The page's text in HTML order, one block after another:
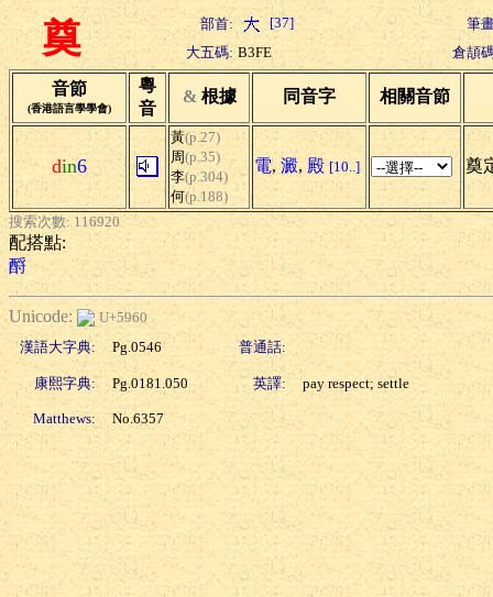
奠 部首: [37]
筆
大五碼: B3FE 倉頡
音節
(香港語言學學會)
粵
音
& 根據 同音字 相關音節
din6
黃(p.27)
周(p.35)
李(p.304)
何(p.188)
電, 澱, 殿 [10..] 奠
搜索次數: 116920
配搭點:
酹
Unicode:
U+5960
漢語大字典:
Pg.0546 普通話:
康熙字典: Pg.0181.050 英譯: pay respect; settle
Matthews: No.6357